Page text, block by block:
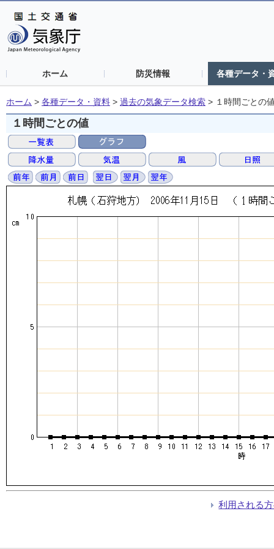
ホーム 防災情報 各種データ・
ホーム > 各種データ・資料 > 過去の気象データ検索 > １時間ごとの
１時間ごとの値
利用される